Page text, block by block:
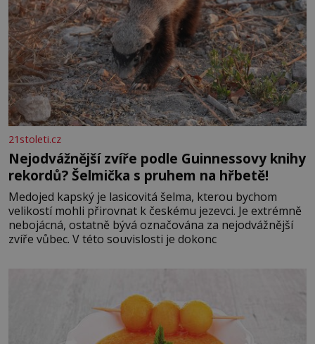
21stoleti.cz
Nejodvážnější zvíře podle Guinnessovy knihy
rekordů? Šelmička s pruhem na hřbetě!
Medojed kapský je lasicovitá šelma, kterou bychom
velikostí mohli přirovnat k českému jezevci. Je extrémně
nebojácná, ostatně bývá označována za nejodvážnější
zvíře vůbec. V této souvislosti je dokonc